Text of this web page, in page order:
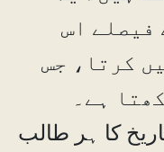
فیصلے اس
کرتا، جس
ہے۔
کا ہر طالب